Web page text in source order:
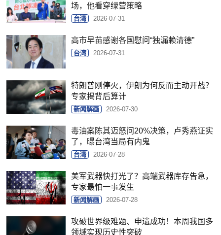
场，他看穿绿营策略
台湾 2026-07-31
高市早苗感谢各国慰问“独漏赖清德”
台湾 2026-07-31
特朗普刚停火，伊朗为何反而主动开战？
专家揭背后算计
新闻解画 2026-07-30
毒油案陈其迈怒问20%决策，卢秀燕证实
了，曝台湾当局有内鬼
台湾 2026-07-28
美军武器快打光了？高端武器库存告急，
专家最怕一事发生
新闻解画 2026-07-28
攻破世界级难题、申遗成功！本周我国多
领域实现历史性突破